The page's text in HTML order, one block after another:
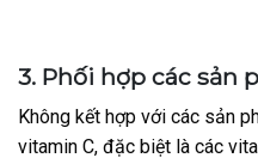
3. Phối hợp các sản
Không kết hợp với các sản
vitamin C, đặc biệt là các